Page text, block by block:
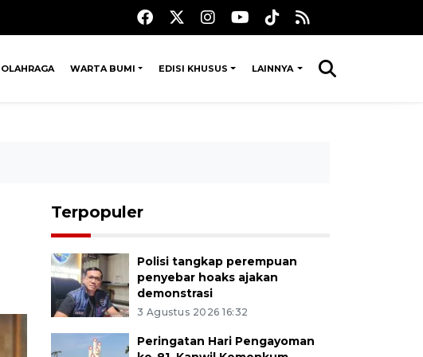
OLAHRAGA WARTA BUMI EDISI KHUSUS LAINNYA
Terpopuler
Polisi tangkap perempuan
penyebar hoaks ajakan
demonstrasi
3 Agustus 2026 16:32
Peringatan Hari Pengayoman